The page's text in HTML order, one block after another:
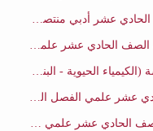
عشر أدبي منتصف الفصل الثاني
عشر علمي منتصف الفصل الثاني
أحياء الصف الحادي عشر علمي الفصل الثاني
عشر علمي الفصل الثاني
عشر علمي منتصف الفصل الثاني